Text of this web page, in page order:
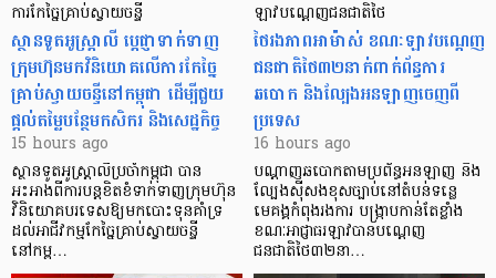
ការកែច្នៃគ្រាប់ស្វាយចន្ទី
ស្ថានទូតអូស្ត្រាលី ប្តេជ្ញាទាក់ទាញ
ក្រុមហ៊ុនមក​វិនិយោគលើការកែច្នៃ
គ្រាប់ស្វាយចន្ទីនៅកម្ពុជា ដើម្បីជួយ
ផ្តល់តម្លៃបន្ថែមកសិករ និងសេដ្ឋកិច្ច
15 hours ago
ស្ថានទូតអូស្ត្រាលីប្រចាំកម្ពុជា បាន
អះអាងពីការបន្តខិតខំទាក់ទាញក្រុមហ៊ុន
វិនិយោគបរទេសឱ្យមកបោះទុនគាំទ្រ
ដល់អាជីវកម្មកែច្នៃគ្រាប់ស្វាយចន្ទី
នៅកម្ព…
ឡាវបណ្តេញជនជាតិថៃ
ថៃរងភាពអាម៉ាស់ ខណៈឡាវបណ្តេញ
ជនជាតិថៃ៣២នាក់ពាក់ព័ន្ធការ
ឆបោក និងល្បែងអនឡាញចេញពី
ប្រទេស
16 hours ago
បណ្តាញឆបោកតាមប្រព័ន្ធអនឡាញ និង
ល្បែងស៊ីសងខុសច្បាប់នៅតំបន់ទន្លេ
មេគង្គកំពុងរងការ បង្ក្រាប​កាន់តែខ្លាំង
ខណៈអាជ្ញាធរឡាវបានបណ្តេញ
ជនជាតិថៃ៣២នា…